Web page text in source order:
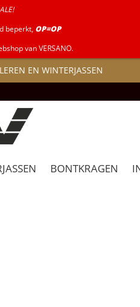
EN WINTERJASSEN
BONTKRAGEN
beperkt, OP=OP
van VERSANO.